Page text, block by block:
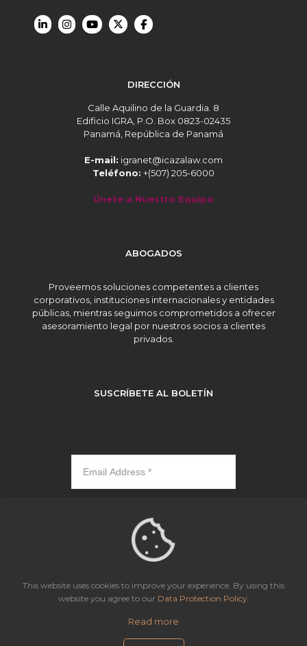
DIRECCIÓN
Calle Aquilino de la Guardia. 8
Edificio IGRA, P.O. Box 0823-02435
Panamá, República de Panamá
E-mail: igranet@icazalaw.com
Teléfono: +(507) 205-6000
Únete a Nuestro Equipo
ABOGADOS
Proveemos soluciones competentes a clientes
corporativos, instituciones internacionales y entidades
públicas, mientras seguimos comprometidos a ofrecer
asesoramiento legal por nuestros socios a clientes
privados.
SUSCRÍBETE AL BOLETÍN
This website uses cookies to improve your experience. By using this
website you agree to our Data Protection Policy.
Read more